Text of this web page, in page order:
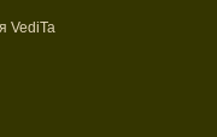
VediTa